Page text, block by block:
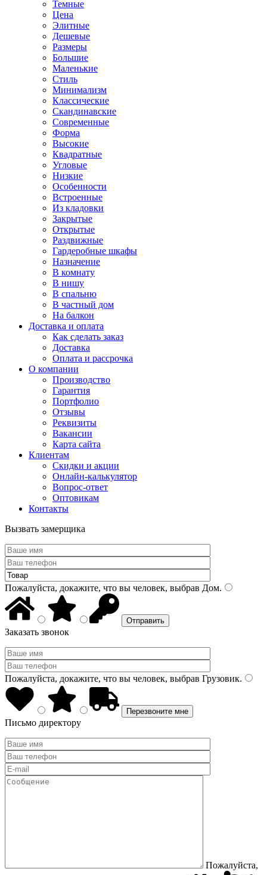
Темные
Цена
Элитные
Дешевые
Размеры
Большие
Маленькие
Стиль
Минимализм
Классические
Скандинавские
Современные
Форма
Высокие
Квадратные
Угловые
Низкие
Особенности
Встроенные
Из кладовки
Закрытые
Открытые
Раздвижные
Гардеробные шкафы
Назначение
В комнату
В нишу
В спальню
В частный дом
На балкон
Доставка и оплата
Как сделать заказ
Доставка
Оплата и рассрочка
О компании
Производство
Гарантия
Портфолио
Отзывы
Реквизиты
Вакансии
Карта сайта
Клиентам
Скидки и акции
Онлайн-калькулятор
Вопрос-ответ
Оптовикам
Контакты
Вызвать замерщика
Пожалуйста, докажите, что вы человек, выбрав Дом.
Заказать звонок
Пожалуйста, докажите, что вы человек, выбрав Грузовик.
Письмо директору
Пожалуйста,